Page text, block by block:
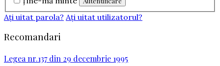
Aţi uitat parola? Aţi uitat utilizatorul?
Recomandari
Legea nr.137 din 29 decembrie 1995